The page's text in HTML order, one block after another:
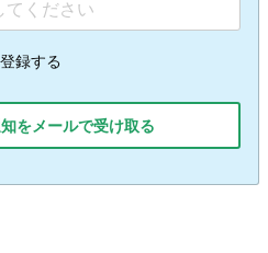
録する
をメールで受け取る